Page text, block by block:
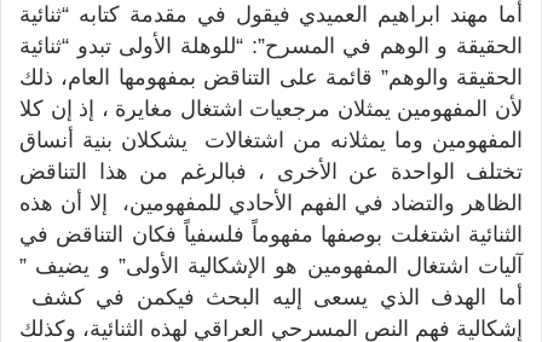
أما مهند ابراهيم العميدي فيقول في مقدمة كتابه “ثنائية
الحقيقة و الوهم في المسرح”: “للوهلة الأولى تبدو “ثنائية
الحقيقة والوهم” قائمة على التناقض بمفهومها العام، ذلك
لأن المفهومين يمثلان مرجعيات اشتغال مغايرة ، إذ إن كلا
المفهومين وما يمثلانه من اشتغالات يشكلان بنية أنساق
تختلف الواحدة عن الأخرى ، فبالرغم من هذا التناقض
الظاهر والتضاد في الفهم الأحادي للمفهومين، إلا أن هذه
الثنائية اشتغلت بوصفها مفهوماً فلسفياً فكان التناقض في
آليات اشتغال المفهومين هو الإشكالية الأولى” و يضيف ”
أما الهدف الذي يسعى إليه البحث فيكمن في كشف
إشكالية فهم النص المسرحي العراقي لهذه الثنائية، وكذلك